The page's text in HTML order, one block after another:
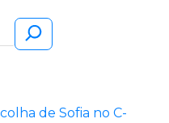
de Sofia no C-